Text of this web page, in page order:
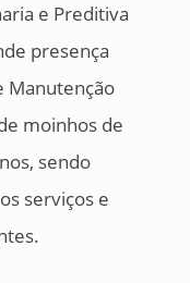
e Preditiva
presença
Manutenção
moinhos de
sendo
serviços e